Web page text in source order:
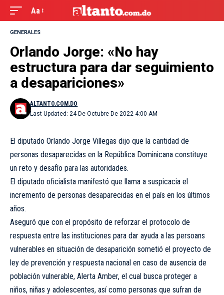
Aa
GENERALES
Orlando Jorge: «No hay
estructura para dar seguimiento
a desapariciones»
Last Updated: 24 De Octubre De 2022 4:00 AM
ALTANTO.COM.DO
El diputado Orlando Jorge Villegas dijo que la cantidad de
personas desaparecidas en la República Dominicana constituye
un reto y desafío para las autoridades.
El diputado oficialista manifestó que llama a suspicacia el
incremento de personas desaparecidas en el país en los últimos
años.
Aseguró que con el propósito de reforzar el protocolo de
respuesta entre las instituciones para dar ayuda a las persoans
vulnerables en situación de desaparición sometió el proyecto de
ley de prevención y respuesta nacional en caso de ausencia de
población vulnerable, Alerta Amber, el cual busca proteger a
niños, niñas y adolescentes, así como personas que sufran de